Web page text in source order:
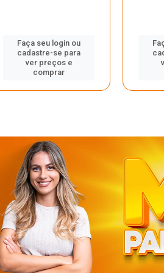
Faça seu login ou
cadastre-se para
ver preços e
comprar